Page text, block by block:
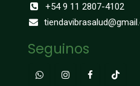
+54 9 11 2807-4102
Seguinos